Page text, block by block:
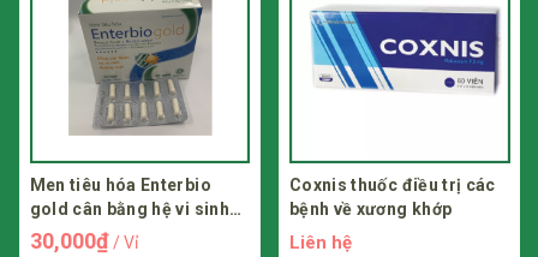
Men tiêu hóa Enterbio
gold cân bằng hệ vi sinh
đường ruột
30,000₫ / Vỉ
Coxnis thuốc điều trị các
bệnh về xương khớp
Liên hệ